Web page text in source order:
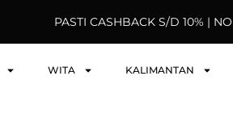
PASTI CASHBACK S/D 10% |
WITA KALIMANTAN